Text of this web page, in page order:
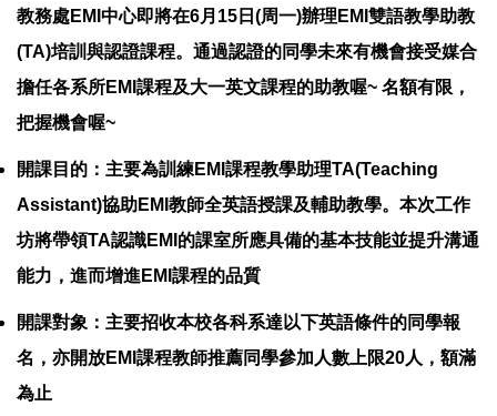
教務處EMI中心即將在6月15日(周一)辦理EMI雙語教學助教
(TA)培訓與認證課程。通過認證的同學未來有機會接受媒合
擔任各系所EMI課程及大一英文課程的助教喔~ 名額有限，
把握機會喔~
開課目的：主要為訓練EMI課程教學助理TA(Teaching
Assistant)協助EMI教師全英語授課及輔助教學。本次工作
坊將帶領TA認識EMI的課室所應具備的基本技能並提升溝通
能力，進而增進EMI課程的品質
開課對象：主要招收本校各科系達以下英語條件的同學報
名，亦開放EMI課程教師推薦同學參加人數上限20人，額滿
為止